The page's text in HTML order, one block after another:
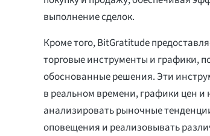
выполнение сделок.
Кроме того, BitGratitude
торговые инструменты и графики,
обоснованные решения. Эти
в реальном времени, графики цен и
анализировать рыночные
оповещения и реализовывать